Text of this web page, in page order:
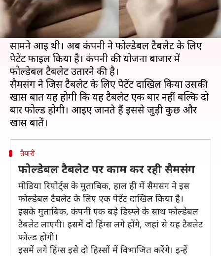
फोल्डेबल स्मार्टफोन के बाद अब फोल्डेबल टैबलेट भी
जल्द हकीकत बनने वाली है।
पिछले हफ्ते सैमसंग के फोल्डेबल स्मार्टफोन की झलक
सामने आई थी। अब कंपनी ने फोल्डेबल टैबलेट के लिए
पेटेंट फाइल किया है। कंपनी की योजना बाजार में
फोल्डेबल टैबलेट उतारने की है।
सैमसंग ने जिस टैबलेट के लिए पेटेंट दाखिल किया उसकी
खास बात यह होगी कि यह टैबलेट एक बार नहीं बल्कि दो
बार फोल्ड होगी। आइए जानते हैं इससे जुड़ी कुछ और
तैयारी
फोल्डेबल टैबलेट पर काम कर रही सैमसंग
मीडिया रिपोर्ट्स के मुताबिक, हाल ही में सैमसंग ने इस
फोल्डेबल टैबलेट के लिए एक पेटेंट दाखिल किया है।
इसके मुताबिक, कंपनी एक बड़े डिस्प्ले के साथ फोल्डेबल
टैबलेट लाएगी। इसमें दो हिंग्स लगे होंगे, जहां से यह टैबलेट
फोल्ड होगी।
इसमें लगे हिंग्स इसे दो हिस्सों में विभाजित करेंगे। इन्हें